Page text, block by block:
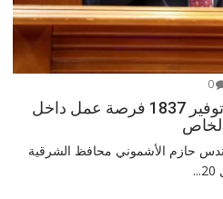
0
محافظ الشرقية:يعلن عن توفير 1837 فرصة عمل داخل
حازم الأشموني محافظ الشرقية